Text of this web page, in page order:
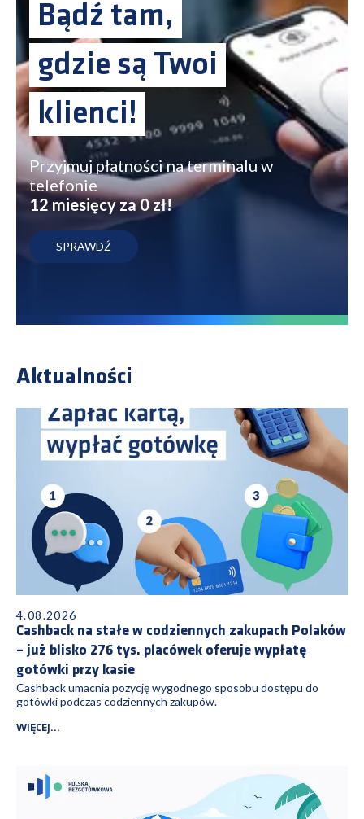
Bądź tam,
gdzie są Twoi
klienci!
Przyjmuj płatności na terminalu w
telefonie
12 miesięcy za 0 zł!
SPRAWDŹ
Aktualności
4.08.2026
Cashback na stałe w codziennych zakupach Polaków
– już blisko 276 tys. placówek oferuje wypłatę
gotówki przy kasie
Cashback umacnia pozycję wygodnego sposobu dostępu do
gotówki podczas codziennych zakupów.
WIĘCEJ...